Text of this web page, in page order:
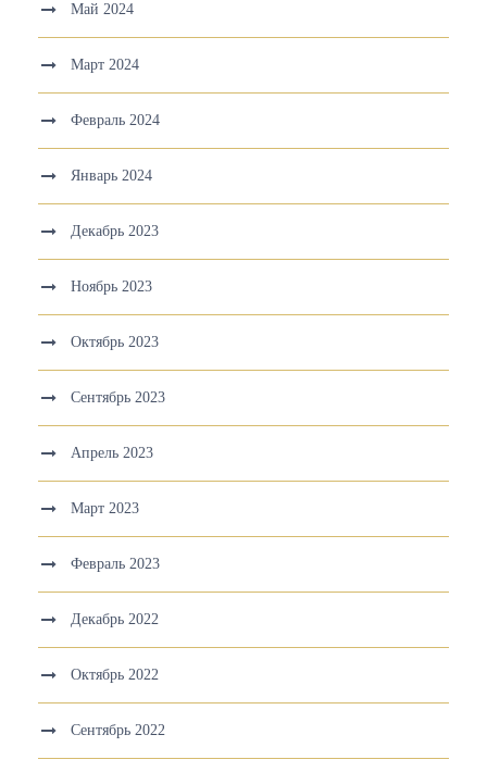
Май 2024
Март 2024
Февраль 2024
Январь 2024
Декабрь 2023
Ноябрь 2023
Октябрь 2023
Сентябрь 2023
Апрель 2023
Март 2023
Февраль 2023
Декабрь 2022
Октябрь 2022
Сентябрь 2022